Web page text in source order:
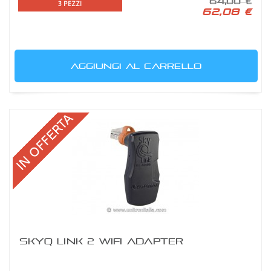
3 PEZZI
62,08 €
AGGIUNGI AL CARRELLO
SKYQ LINK 2 WIFI ADAPTER